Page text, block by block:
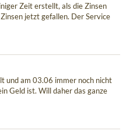
Zeit erstellt, als die Zinsen
jetzt gefallen. Der Service
und am 03.06 immer noch nicht
Geld ist. Will daher das ganze